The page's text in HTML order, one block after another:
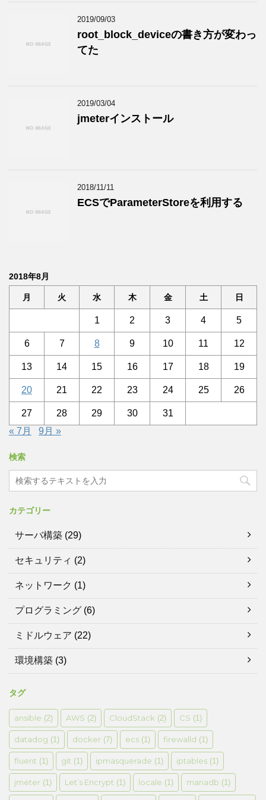
2019/09/03
root_block_deviceの書き方が変わっ
てた
2019/03/04
jmeterインストール
2018/11/11
ECSでParameterStoreを利用する
2018年8月
月 火 水 木 金 土 日
1 2 3 4 5
6 7 8 9 10 11 12
13 14 15 16 17 18 19
20 21 22 23 24 25 26
27 28 29 30
31
« 7月
9月 »
検索
カテゴリー
サーバ構築 (29)
セキュリティ (2)
ネットワーク (1)
プログラミング (6)
ミドルウェア (22)
環境構築 (3)
タグ
ansible (2) AWS (2) CloudStack (2) CS (1)
datadog (1) docker (7) ecs (1) firewalld (1)
fluent (1) git (1) ipmasquerade (1) iptables (1)
jmeter (1) Let’s Encrypt (1) locale (1) mariadb (1)